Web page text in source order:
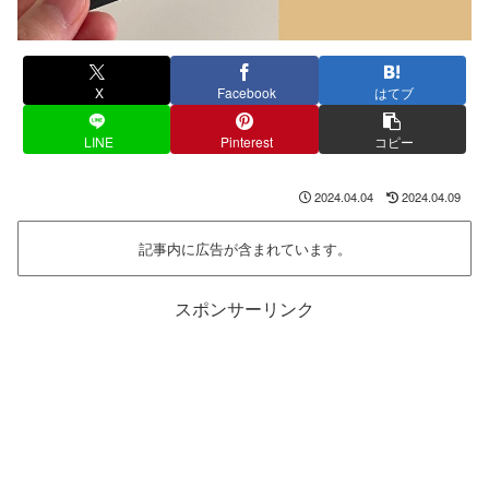
X Facebook はてブ
LINE Pinterest コピー
2024.04.04 2024.04.09
記事内に広告が含まれています。
スポンサーリンク